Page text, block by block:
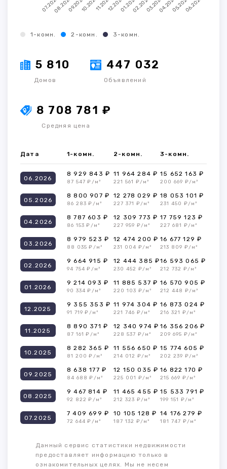
1-комн. 2-комн. 3-комн.
5 810
Домов
447 032
Объявлений
8 708 781 ₽
Средняя цена
Дата 1-комн. 2-комн. 3-комн.
06.2026
8 929 843 ₽
87 547 ₽/м²
11 964 284 ₽
221 561 ₽/м²
15 652 163 ₽
200 669 ₽/м²
05.2026
8 800 907 ₽
86 283 ₽/м²
12 278 029 ₽
227 371 ₽/м²
18 053 101 ₽
231 450 ₽/м²
04.2026
8 787 603 ₽
86 153 ₽/м²
12 309 773 ₽
227 959 ₽/м²
17 759 123 ₽
227 681 ₽/м²
03.2026
8 979 523 ₽
88 035 ₽/м²
12 474 200 ₽
231 004 ₽/м²
16 677 129 ₽
213 809 ₽/м²
02.2026
9 664 915 ₽
94 754 ₽/м²
12 444 385 ₽
230 452 ₽/м²
16 593 065 ₽
212 732 ₽/м²
01.2026
9 214 093 ₽
90 334 ₽/м²
11 885 537 ₽
220 103 ₽/м²
16 570 905 ₽
212 448 ₽/м²
12.2025
9 355 353 ₽
91 719 ₽/м²
11 974 304 ₽
221 746 ₽/м²
16 873 024 ₽
216 321 ₽/м²
11.2025
8 890 371 ₽
87 161 ₽/м²
12 340 974 ₽
228 537 ₽/м²
16 356 206 ₽
209 695 ₽/м²
10.2025
8 282 365 ₽
81 200 ₽/м²
11 556 650 ₽
214 012 ₽/м²
15 774 605 ₽
202 239 ₽/м²
09.2025
8 638 177 ₽
84 688 ₽/м²
12 150 035 ₽
225 001 ₽/м²
16 822 170 ₽
215 669 ₽/м²
08.2025
9 467 814 ₽
92 822 ₽/м²
11 465 455 ₽
212 323 ₽/м²
15 533 791 ₽
199 151 ₽/м²
07.2025
7 409 699 ₽
72 644 ₽/м²
10 105 128 ₽
187 132 ₽/м²
14 176 279 ₽
181 747 ₽/м²
Данный сервис статистики недвижимости
предоставляет информацию только в
ознакомительных целях. Мы не несем